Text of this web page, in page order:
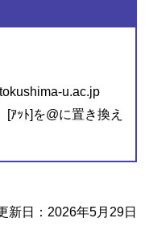
u.ac.jp
ｱｯﾄ]を@に置き換え
新日：2026年5月29日